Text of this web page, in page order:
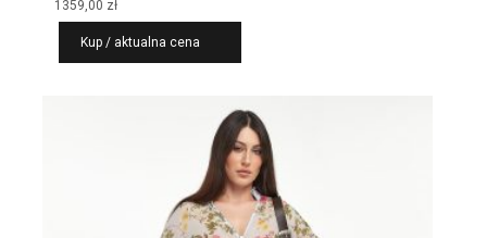
1359,00 zł
Kup / aktualna cena